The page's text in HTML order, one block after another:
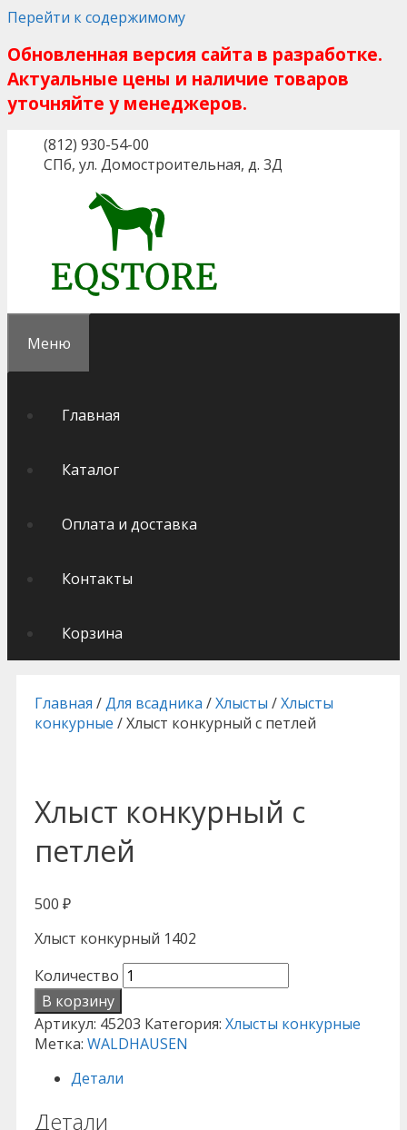
Перейти к содержимому
Обновленная версия сайта в разработке.
Актуальные цены и наличие товаров
уточняйте у менеджеров.
(812) 930-54-00
СПб, ул. Домостроительная, д. 3Д
Меню
Главная
Каталог
Оплата и доставка
Контакты
Корзина
Главная /Для всадника /Хлысты /Хлысты
конкурные / Хлыст конкурный с петлей
Хлыст конкурный с
петлей
500 ₽
Хлыст конкурный 1402
Количество
В корзину
Артикул: 45203 Категория: Хлысты конкурные
Метка: WALDHAUSEN
Детали
Детали